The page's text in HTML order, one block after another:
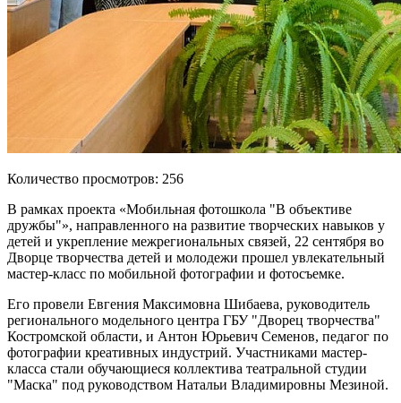
Количество просмотров: 256
В рамках проекта «Мобильная фотошкола "В объективе
дружбы"», направленного на развитие творческих навыков у
детей и укрепление межрегиональных связей, 22 сентября во
Дворце творчества детей и молодежи прошел увлекательный
мастер-класс по мобильной фотографии и фотосъемке.
Его провели Евгения Максимовна Шибаева, руководитель
регионального модельного центра ГБУ "Дворец творчества"
Костромской области, и Антон Юрьевич Семенов, педагог по
фотографии креативных индустрий. Участниками мастер-
класса стали обучающиеся коллектива театральной студии
"Маска" под руководством Натальи Владимировны Мезиной.